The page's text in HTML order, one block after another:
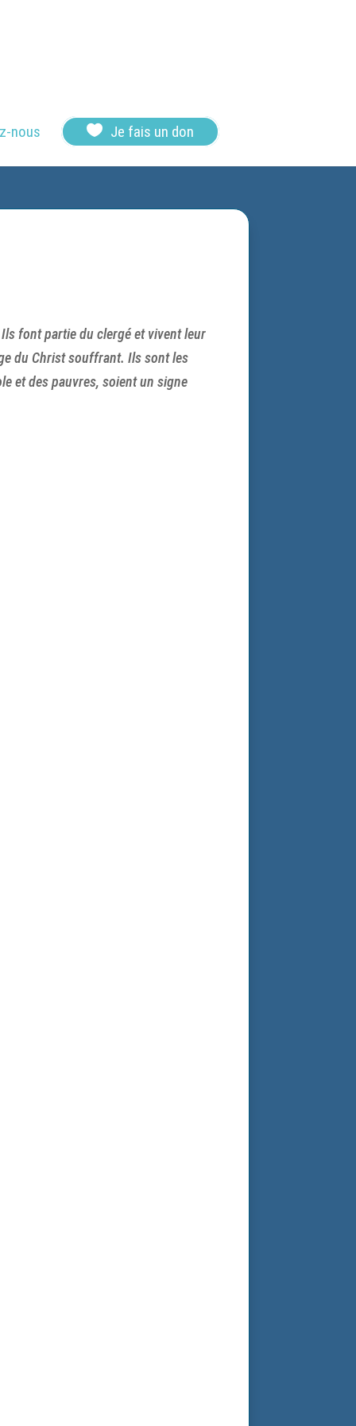
nous  Je fais un don
font partie du clergé et vivent leur
du Christ souffrant. Ils sont les
et des pauvres, soient un signe